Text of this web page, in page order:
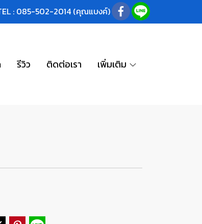
: 085-502-2014 (คุณแบงค์)
รีวิว ติดต่อเรา เพิ่มเติม